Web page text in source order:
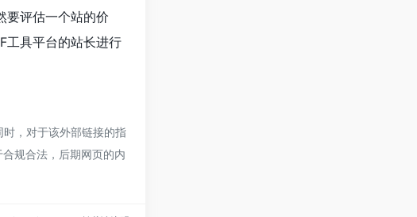
要评估一个站的价
工具平台的站长进行
，对于该外部链接的指
规合法，后期网页的内